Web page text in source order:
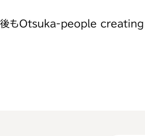
後もOtsuka-people